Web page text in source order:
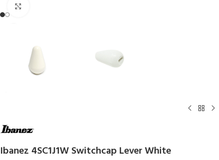
Ibanez 4SC1J1W Switchcap Lever White